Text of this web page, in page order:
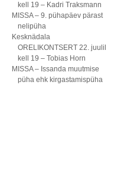
kell 19 – Kadri Traksmann
MISSA – 9. pühapäev pärast
nelipüha
Kesknädala
ORELIKONTSERT 22. juulil
kell 19 – Tobias Horn
MISSA – Issanda muutmise
püha ehk kirgastamispüha